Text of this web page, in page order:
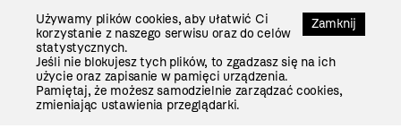
Zamknij
Używamy plików cookies, aby ułatwić Ci
korzystanie z naszego serwisu oraz do celów
statystycznych.
Jeśli nie blokujesz tych plików, to zgadzasz się na ich
użycie oraz zapisanie w pamięci urządzenia.
Pamiętaj, że możesz samodzielnie zarządzać cookies,
zmieniając ustawienia przeglądarki.